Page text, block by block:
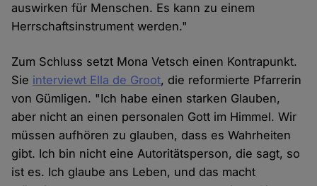
auswirken für Menschen. Es kann zu einem
Herrschaftsinstrument werden."
Zum Schluss setzt Mona Vetsch einen Kontrapunkt.
Sie interviewt Ella de Groot, die reformierte Pfarrerin
von Gümligen. "Ich habe einen starken Glauben,
aber nicht an einen personalen Gott im Himmel. Wir
müssen aufhören zu glauben, dass es Wahrheiten
gibt. Ich bin nicht eine Autoritätsperson, die sagt, so
ist es. Ich glaube ans Leben, und das macht